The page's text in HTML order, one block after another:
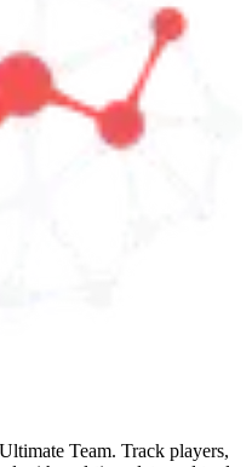
Ultimate Team. Track players,